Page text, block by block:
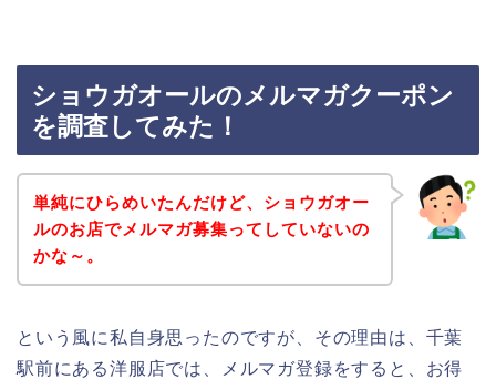
ショウガオールのメルマガクーポン
を調査してみた！
単純にひらめいたんだけど、ショウガオー
ルのお店でメルマガ募集ってしていないの
かな～。
という風に私自身思ったのですが、その理由は、千葉
駅前にある洋服店では、メルマガ登録をすると、お得